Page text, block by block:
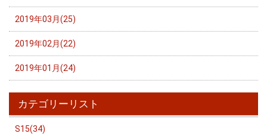
2019年03月(25)
2019年02月(22)
2019年01月(24)
カテゴリーリスト
S15(34)